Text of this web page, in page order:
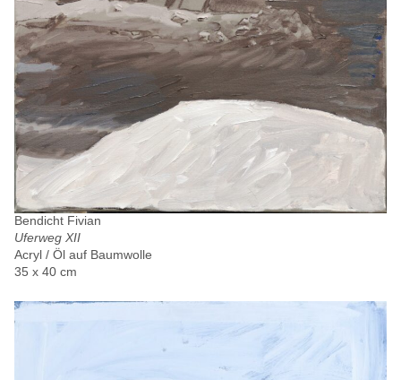
Bendicht Fivian
Uferweg XII
Acryl / Öl auf Baumwolle
35 x 40 cm